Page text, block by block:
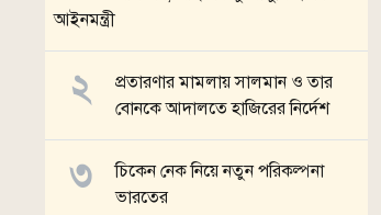
আইনমন্ত্রী
প্রতারণার মামলায় সালমান ও তার
বোনকে আদালতে হাজিরের নির্দেশ
চিকেন নেক নিয়ে নতুন পরিকল্পনা
ভারতের